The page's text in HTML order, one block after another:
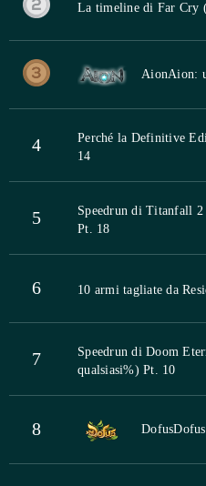
La timeline di Far Cry
AionAion:
4
Perché la Definitive
14
5
Speedrun di Titanfall 2
Pt. 18
6 10 armi tagliate da
7
Speedrun di Doom
qualsiasi%) Pt. 10
8 Dofus